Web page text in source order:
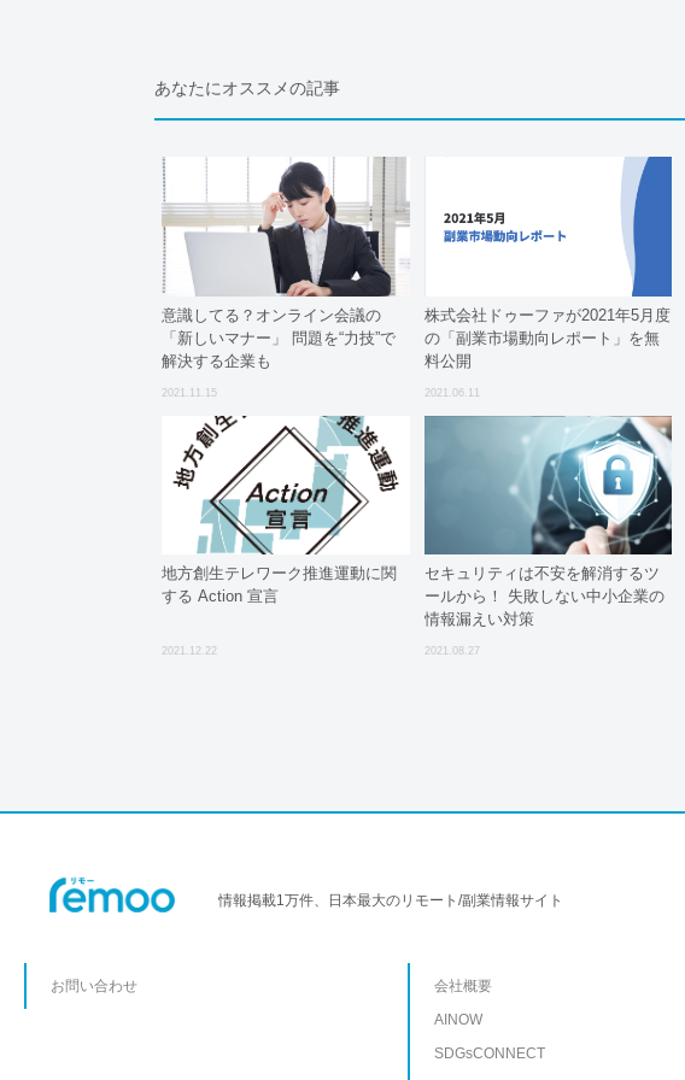
あなたにオススメの記事
意識してる？オンライン会議の
「新しいマナー」 問題を“力技”で
解決する企業も
2021.11.15
株式会社ドゥーファが2021年5月度
の「副業市場動向レポート」を無
料公開
2021.06.11
地方創生テレワーク推進運動に関
する Action 宣言
2021.12.22
セキュリティは不安を解消するツ
ールから！ 失敗しない中小企業の
情報漏えい対策
2021.08.27
情報掲載1万件、日本最大のリモート/副業情報サイト
お問い合わせ
会社概要
AINOW
SDGsCONNECT